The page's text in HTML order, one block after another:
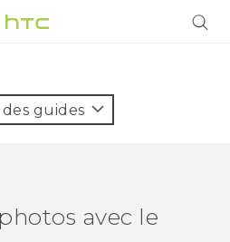
guides
avec le